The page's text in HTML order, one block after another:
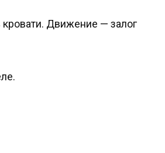
Движение — залог